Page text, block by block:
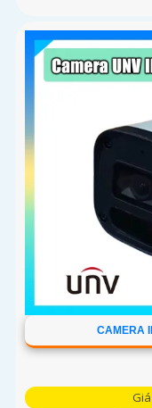
CAMERA